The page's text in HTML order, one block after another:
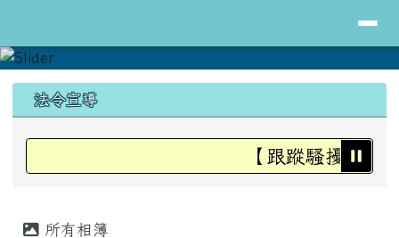
上中區域內容
法令宣導
【跟蹤騷擾防治
所有相簿
頁尾區域